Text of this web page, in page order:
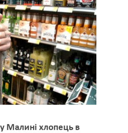
Малині хлопець в